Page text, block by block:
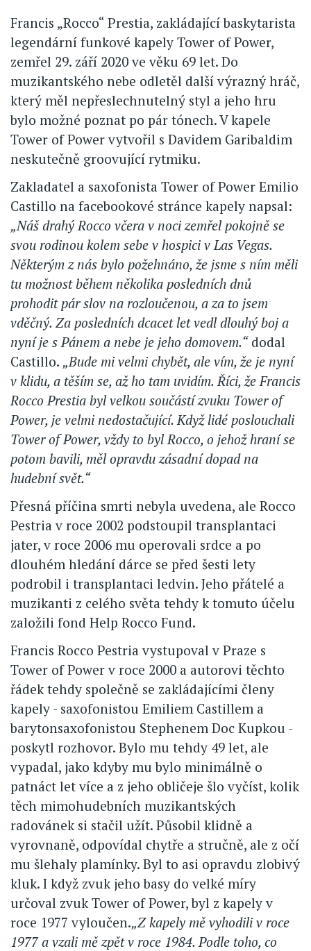
Francis „Rocco“ Prestia, zakládající baskytarista
legendární funkové kapely Tower of Power,
zemřel 29. září 2020 ve věku 69 let. Do
muzikantského nebe odletěl další výrazný hráč,
který měl nepřeslechnutelný styl a jeho hru
bylo možné poznat po pár tónech. V kapele
Tower of Power vytvořil s Davidem Garibaldim
neskutečně groovující rytmiku.
Zakladatel a saxofonista Tower of Power Emilio
Castillo na facebookové stránce kapely napsal:
„Náš drahý Rocco včera v noci zemřel pokojně se
svou rodinou kolem sebe v hospici v Las Vegas.
Některým z nás bylo požehnáno, že jsme s ním měli
tu možnost během několika posledních dnů
prohodit pár slov na rozloučenou, a za to jsem
vděčný. Za posledních dcacet let vedl dlouhý boj a
nyní je s Pánem a nebe je jeho domovem.“dodal
Castillo. „Bude mi velmi chybět, ale vím, že je nyní
v klidu, a těším se, až ho tam uvidím. Říci, že Francis
Rocco Prestia byl velkou součástí zvuku Tower of
Power, je velmi nedostačující. Když lidé poslouchali
Tower of Power, vždy to byl Rocco, o jehož hraní se
potom bavili, měl opravdu zásadní dopad na
hudební svět.“
Přesná příčina smrti nebyla uvedena, ale Rocco
Pestria v roce 2002 podstoupil transplantaci
jater, v roce 2006 mu operovali srdce a po
dlouhém hledání dárce se před šesti lety
podrobil i transplantaci ledvin. Jeho přátelé a
muzikanti z celého světa tehdy k tomuto účelu
založili fond Help Rocco Fund.
Francis Rocco Pestria vystupoval v Praze s
Tower of Power v roce 2000 a autorovi těchto
řádek tehdy společně se zakládajícími členy
kapely - saxofonistou Emiliem Castillem a
barytonsaxofonistou Stephenem Doc Kupkou -
poskytl rozhovor. Bylo mu tehdy 49 let, ale
vypadal, jako kdyby mu bylo minimálně o
patnáct let více a z jeho obličeje šlo vyčíst, kolik
těch mimohudebních muzikantských
radovánek si stačil užít. Působil klidně a
vyrovnaně, odpovídal chytře a stručně, ale z očí
mu šlehaly plamínky. Byl to asi opravdu zlobivý
kluk. I když zvuk jeho basy do velké míry
určoval zvuk Tower of Power, byl z kapely v
roce 1977 vyloučen.„Z kapely mě vyhodili v roce
1977 a vzali mě zpět v roce 1984. Podle toho, co